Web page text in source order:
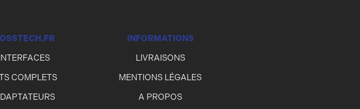
COMPLETS
INFORMATIONS
LIVRAISONS
MENTIONS LÉGALES
A PROPOS